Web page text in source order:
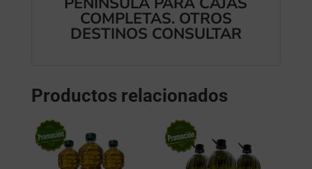
COMPLETAS. OTROS
DESTINOS CONSULTAR
Productos relacionados